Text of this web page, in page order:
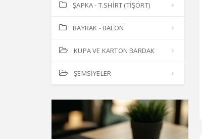
ŞAPKA - T.SHİRT (TİŞÖRT)
BAYRAK - BALON
KUPA VE KARTON BARDAK
ŞEMSİYELER